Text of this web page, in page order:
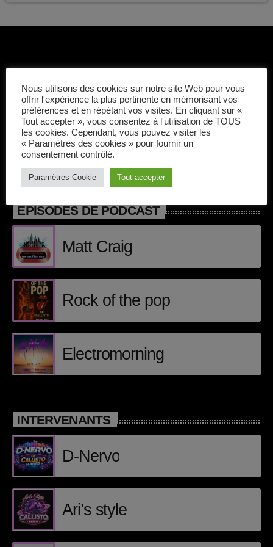
DJ
Events
Featured
Highlights
Music
News
pop electro
Posts
Video stories
World
CHILLOUT
Electro morning
Application Mobile Callisto Radio sur Google
Play et Apple Itunes
ÉPISODES DE PODCAST
Matt Craig
Rock of the pop
Electromorning
INTERVENANTS
D-Nervo
Ari’s style
Nous utilisons des cookies sur notre site Web pour vous
offrir l'expérience la plus pertinente en mémorisant vos
préférences et en répétant vos visites. En cliquant sur «
Tout accepter », vous consentez à l'utilisation de TOUS
les cookies. Cependant, vous pouvez visiter les
« Paramètres des cookies » pour fournir un
consentement contrôlé.
Paramètres Cookie Tout accepter